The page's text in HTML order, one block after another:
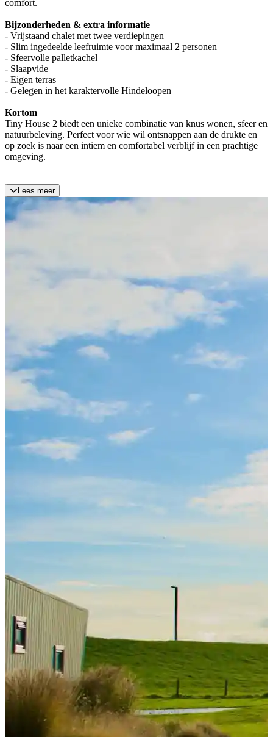
comfort.
Bijzonderheden & extra informatie
- Vrijstaand chalet met twee verdiepingen
- Slim ingedeelde leefruimte voor maximaal 2 personen
- Sfeervolle palletkachel
- Slaapvide
- Eigen terras
- Gelegen in het karaktervolle Hindeloopen
Kortom
Tiny House 2 biedt een unieke combinatie van knus wonen, sfeer en
natuurbeleving. Perfect voor wie wil ontsnappen aan de drukte en
op zoek is naar een intiem en comfortabel verblijf in een prachtige
omgeving.
Lees meer